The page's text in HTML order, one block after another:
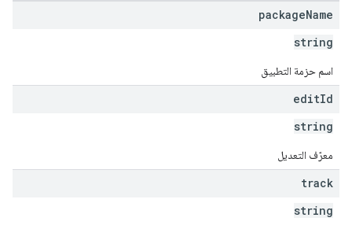
packageName
string
اسم حزمة التطبيق
editId
string
معرّف التعديل
track
string